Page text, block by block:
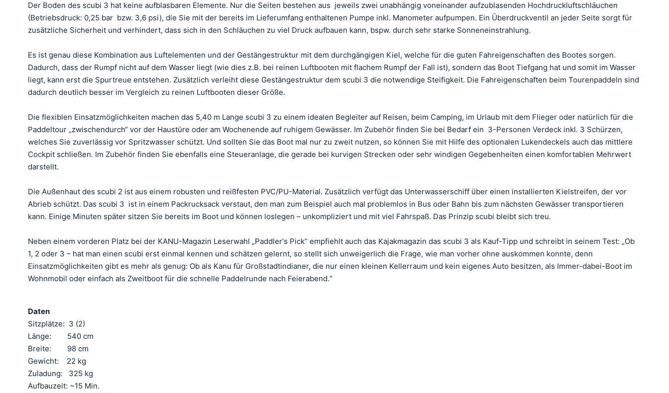
Der Boden des scubi 3 hat keine aufblasbaren Elemente. Nur die Seiten bestehen aus jeweils zwei unabhängig voneinander aufzublasenden Hochdruckluftschläuchen
(Betriebsdruck: 0,25 bar bzw. 3,6 psi), die Sie mit der bereits im Lieferumfang enthaltenen Pumpe inkl. Manometer aufpumpen. Ein Überdruckventil an jeder Seite sorgt für
zusätzliche Sicherheit und verhindert, dass sich in den Schläuchen zu viel Druck aufbauen kann, bspw. durch sehr starke Sonneneinstrahlung.
Es ist genau diese Kombination aus Luftelementen und der Gestängestruktur mit dem durchgängigen Kiel, welche für die guten Fahreigenschaften des Bootes sorgen.
Dadurch, dass der Rumpf nicht auf dem Wasser liegt (wie dies z.B. bei reinen Luftbooten mit flachem Rumpf der Fall ist), sondern das Boot Tiefgang hat und somit im Wasser
liegt, kann erst die Spurtreue entstehen. Zusätzlich verleiht diese Gestängestruktur dem scubi 3 die notwendige Steifigkeit. Die Fahreigenschaften beim Tourenpaddeln sind
dadurch deutlich besser im Vergleich zu reinen Luftbooten dieser Größe.
Die flexiblen Einsatzmöglichkeiten machen das 5,40 m Lange scubi 3 zu einem idealen Begleiter auf Reisen, beim Camping, im Urlaub mit dem Flieger oder natürlich für die
Paddeltour „zwischendurch“ vor der Haustüre oder am Wochenende auf ruhigem Gewässer. Im Zubehör finden Sie bei Bedarf ein 3-Personen Verdeck inkl. 3 Schürzen,
welches Sie zuverlässig vor Spritzwasser schützt. Und sollten Sie das Boot mal nur zu zweit nutzen, so können Sie mit Hilfe des optionalen Lukendeckels auch das mittlere
Cockpit schließen. Im Zubehör finden Sie ebenfalls eine Steueranlage, die gerade bei kurvigen Strecken oder sehr windigen Gegebenheiten einen komfortablen Mehrwert
darstellt.
Die Außenhaut des scubi 2 ist aus einem robusten und reißfesten PVC/PU-Material. Zusätzlich verfügt das Unterwasserschiff über einen installierten Kielstreifen, der vor
Abrieb schützt. Das scubi 3 ist in einem Packrucksack verstaut, den man zum Beispiel auch mal problemlos in Bus oder Bahn bis zum nächsten Gewässer transportieren
kann. Einige Minuten später sitzen Sie bereits im Boot und können loslegen – unkompliziert und mit viel Fahrspaß. Das Prinzip scubi bleibt sich treu.
Neben einem vorderen Platz bei der KANU-Magazin Leserwahl „Paddler‘s Pick“ empfiehlt auch das Kajakmagazin das scubi 3 als Kauf-Tipp und schreibt in seinem Test: „Ob
1, 2 oder 3 – hat man einen scubi erst einmal kennen und schätzen gelernt, so stellt sich unweigerlich die Frage, wie man vorher ohne auskommen konnte, denn
Einsatzmöglichkeiten gibt es mehr als genug: Ob als Kanu für Großstadtindianer, die nur einen kleinen Kellerraum und kein eigenes Auto besitzen, als Immer-dabei-Boot im
Wohnmobil oder einfach als Zweitboot für die schnelle Paddelrunde nach Feierabend.“
Daten
Sitzplätze: 3 (2)
Länge: 540 cm
Breite: 98 cm
Gewicht: 22 kg
Zuladung: 325 kg
Aufbauzeit: ~15 Min.